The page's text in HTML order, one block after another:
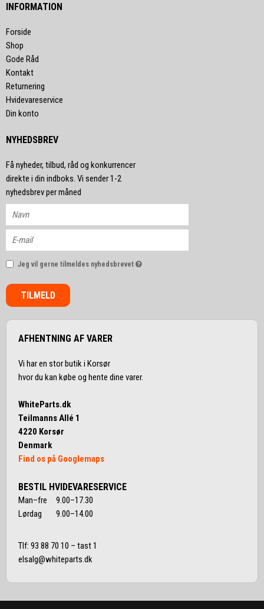
INFORMATION
Forside
Shop
Gode Råd
Kontakt
Returnering
Hvidevareservice
Din konto
NYHEDSBREV
Få nyheder, tilbud, råd og konkurrencer
direkte i din indboks. Vi sender 1-2
nyhedsbrev per måned
Jeg vil gerne tilmeldes nyhedsbrevet
TILMELD
AFHENTNING AF VARER
Vi har en stor butik i Korsør
hvor du kan købe og hente dine varer.
WhiteParts.dk
Teilmanns Allé 1
4220 Korsør
Denmark
Find os på Googlemaps
BESTIL HVIDEVARESERVICE
Man–fre 9.00–17.30
Lørdag 9.00–14.00
Tlf: 93 88 70 10 – tast 1
elsalg@whiteparts.dk